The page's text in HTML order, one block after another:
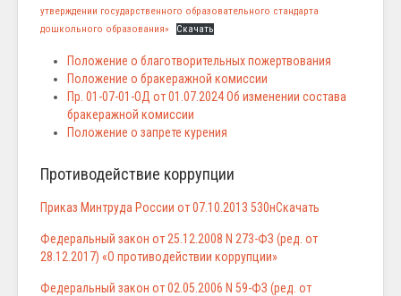
утверждении государственного образовательного стандарта
дошкольного образования»
Скачать
Положение о благотворительных пожертвования
Положение о бракеражной комиссии
Пр. 01-07-01-ОД от 01.07.2024 Об изменении состава
бракеражной комиссии
Положение о запрете курения
Противодействие коррупции
Приказ Минтруда России от 07.10.2013 530нСкачать
Федеральный закон от 25.12.2008 N 273-ФЗ (ред. от
28.12.2017) «О противодействии коррупции»
Федеральный закон от 02.05.2006 N 59-ФЗ (ред. от